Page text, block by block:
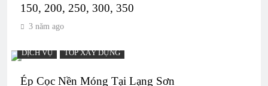
150, 200, 250, 300, 350
3 năm ago
DỊCH VỤ TOP XÂY DỰNG
Ép Cọc Nền Móng Tại Lạng Sơn